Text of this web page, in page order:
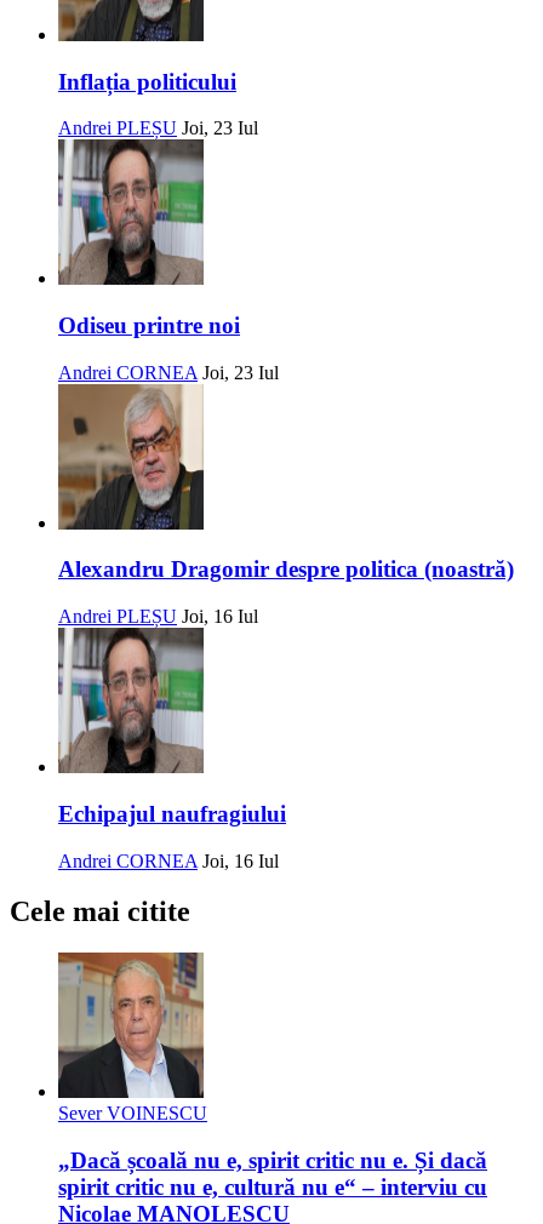
Inflația politicului
Andrei PLEȘU Joi, 23 Iul
Odiseu printre noi
Andrei CORNEA Joi, 23 Iul
Alexandru Dragomir despre politica (noastră)
Andrei PLEȘU Joi, 16 Iul
Echipajul naufragiului
Andrei CORNEA Joi, 16 Iul
Cele mai citite
Sever VOINESCU
„Dacă școală nu e, spirit critic nu e. Și dacă
spirit critic nu e, cultură nu e“ – interviu cu
Nicolae MANOLESCU